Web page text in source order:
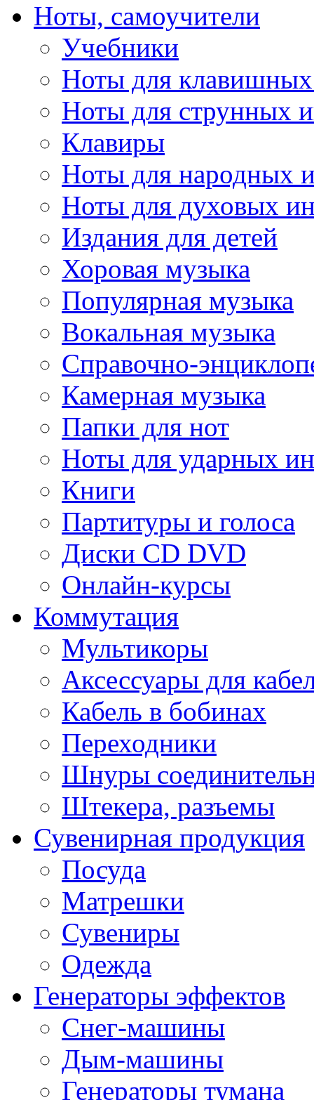
Ноты, самоучители
Учебники
Ноты для клавишных
Ноты для струнных
Клавиры
Ноты для народных
Ноты для духовых
Издания для детей
Хоровая музыка
Популярная музыка
Вокальная музыка
Справочно-
Камерная музыка
Папки для нот
Ноты для ударных
Книги
Партитуры и голоса
Диски CD DVD
Онлайн-курсы
Коммутация
Мультикоры
Аксессуары для
Кабель в бобинах
Переходники
Шнуры
Штекера, разъемы
Сувенирная продукция
Посуда
Матрешки
Сувениры
Одежда
Генераторы эффектов
Снег-машины
Дым-машины
Генераторы тумана